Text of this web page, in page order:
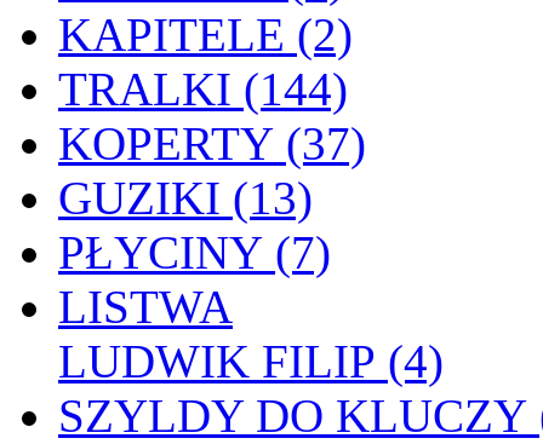
KAPITELE (2)
TRALKI (144)
KOPERTY (37)
GUZIKI (13)
PŁYCINY (7)
LISTWA
LUDWIK FILIP (4)
SZYLDY DO KLUCZY